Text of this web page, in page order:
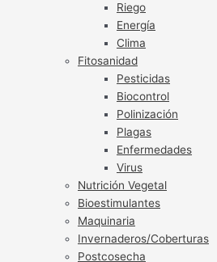
Riego
Energía
Clima
Fitosanidad
Pesticidas
Biocontrol
Polinización
Plagas
Enfermedades
Virus
Nutrición Vegetal
Bioestimulantes
Maquinaria
Invernaderos/Coberturas
Postcosecha